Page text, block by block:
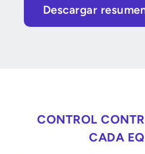
Descargar
CONTROL
CADA